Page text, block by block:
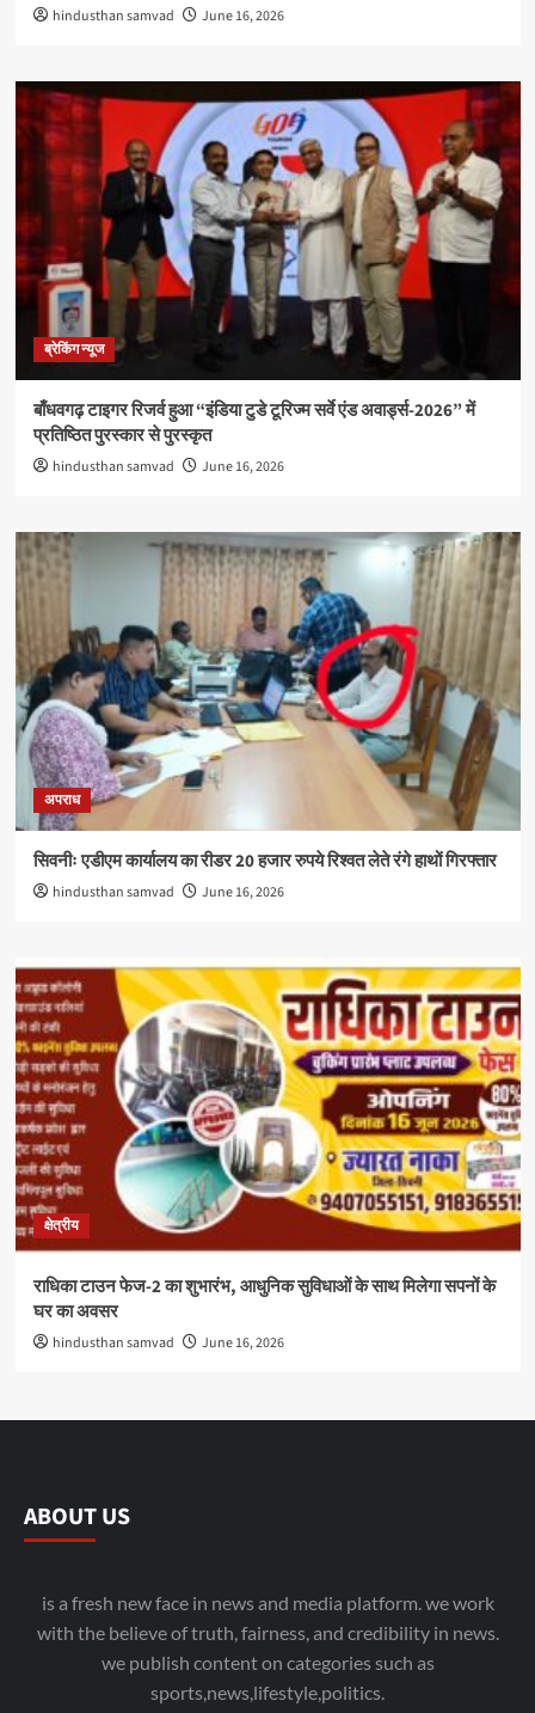
hindusthan samvad June 16, 2026
ब्रेकिंग न्यूज
बाँधवगढ़ टाइगर रिजर्व हुआ “इंडिया टुडे टूरिज्म सर्वे एंड अवार्ड्स-2026” में
प्रतिष्ठित पुरस्कार से पुरस्कृत
hindusthan samvad June 16, 2026
अपराध
सिवनीः एडीएम कार्यालय का रीडर 20 हजार रुपये रिश्वत लेते रंगे हाथों गिरफ्तार
hindusthan samvad June 16, 2026
क्षेत्रीय
राधिका टाउन फेज-2 का शुभारंभ, आधुनिक सुविधाओं के साथ मिलेगा सपनों के
घर का अवसर
hindusthan samvad June 16, 2026
ABOUT US
is a fresh new face in news and media platform. we work
with the believe of truth, fairness, and credibility in news.
we publish content on categories such as
sports,news,lifestyle,politics.